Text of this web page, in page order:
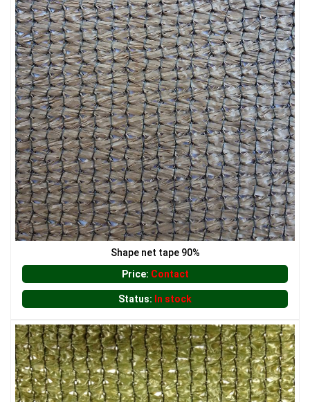
LƯỚI CHẮN NẮNG
Shape net tape 90%
Price: Contact
Status: In stock